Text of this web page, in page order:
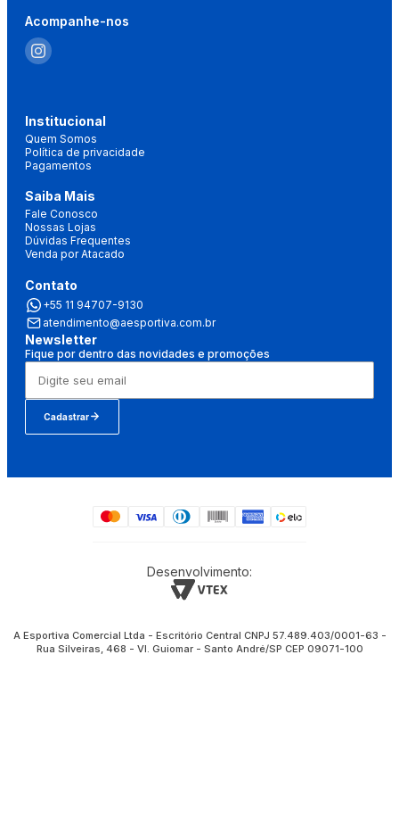
Acompanhe-nos
Institucional
Quem Somos
Política de privacidade
Pagamentos
Saiba Mais
Fale Conosco
Nossas Lojas
Dúvidas Frequentes
Venda por Atacado
Contato
+55 11 94707-9130
atendimento@aesportiva.com.br
Newsletter
Fique por dentro das novidades e promoções
Cadastrar
Desenvolvimento:
A Esportiva Comercial Ltda - Escritório Central CNPJ 57.489.403/0001-63 -
Rua Silveiras, 468 - Vl. Guiomar - Santo André/SP CEP 09071-100